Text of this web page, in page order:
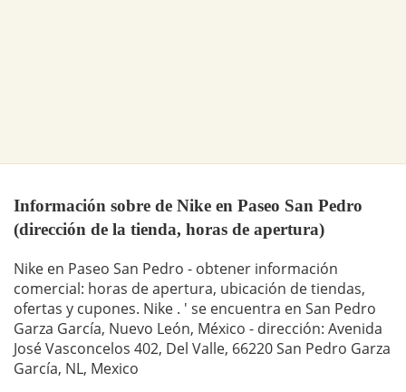
Información sobre de Nike en Paseo San Pedro
(dirección de la tienda, horas de apertura)
Nike en Paseo San Pedro - obtener información
comercial: horas de apertura, ubicación de tiendas,
ofertas y cupones. Nike . ' se encuentra en San Pedro
Garza García, Nuevo León, México - dirección: Avenida
José Vasconcelos 402, Del Valle, 66220 San Pedro Garza
García, NL, Mexico